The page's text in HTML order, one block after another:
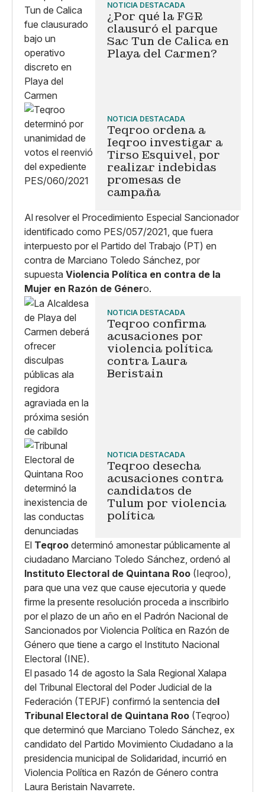
NOTICIA DESTACADA
¿Por qué la FGR
clausuró el parque
Sac Tun de Calica en
Playa del Carmen?
NOTICIA DESTACADA
Teqroo ordena a
Ieqroo investigar a
Tirso Esquivel, por
realizar indebidas
promesas de
campaña
Al resolver el Procedimiento Especial Sancionador
identificado como PES/057/2021, que fuera
interpuesto por el Partido del Trabajo (PT) en
contra de Marciano Toledo Sánchez, por
supuesta Violencia Política en contra de la
Mujer en Razón de Género.
NOTICIA DESTACADA
Teqroo confirma
acusaciones por
violencia política
contra Laura
Beristain
NOTICIA DESTACADA
Teqroo desecha
acusaciones contra
candidatos de
Tulum por violencia
política
El Teqroo determinó amonestar públicamente al
ciudadano Marciano Toledo Sánchez, ordenó al
Instituto Electoral de Quintana Roo (Ieqroo),
para que una vez que cause ejecutoria y quede
firme la presente resolución proceda a inscribirlo
por el plazo de un año en el Padrón Nacional de
Sancionados por Violencia Política en Razón de
Género que tiene a cargo el Instituto Nacional
Electoral (INE).
El pasado 14 de agosto la Sala Regional Xalapa
del Tribunal Electoral del Poder Judicial de la
Federación (TEPJF) confirmó la sentencia del
Tribunal Electoral de Quintana Roo (Teqroo)
que determinó que Marciano Toledo Sánchez, ex
candidato del Partido Movimiento Ciudadano a la
presidencia municipal de Solidaridad, incurrió en
Violencia Política en Razón de Género contra
Laura Beristain Navarrete.